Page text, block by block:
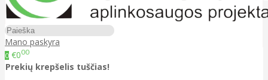
Mano paskyra
0 €000
Prekių krepšelis tuščias!